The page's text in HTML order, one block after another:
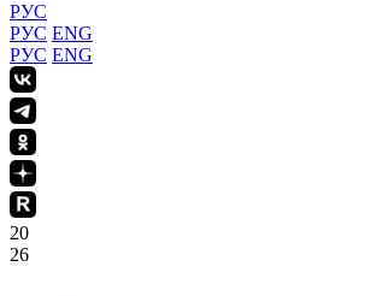
РУС
РУС ENG
РУС ENG
20
26